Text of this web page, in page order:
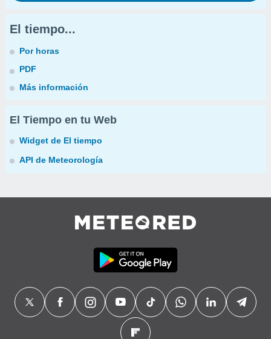
El tiempo...
Por horas
PDF
Más información
El Tiempo en tu Web
Widget de El tiempo
API de Meteorología